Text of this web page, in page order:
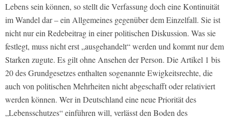
Lebens sein können, so stellt die Verfassung doch eine Kontinuität
im Wandel dar – ein Allgemeines gegenüber dem Einzelfall. Sie ist
nicht nur ein Redebeitrag in einer politischen Diskussion. Was sie
festlegt, muss nicht erst „ausgehandelt“ werden und kommt nur dem
Starken zugute. Es gilt ohne Ansehen der Person. Die Artikel 1 bis
20 des Grundgesetzes enthalten sogenannte Ewigkeitsrechte, die
auch von politischen Mehrheiten nicht abgeschafft oder relativiert
werden können. Wer in Deutschland eine neue Priorität des
„Lebensschutzes“ einführen will, verlässt den Boden des